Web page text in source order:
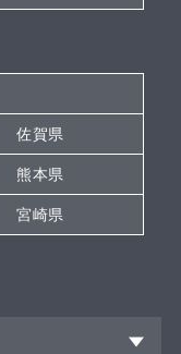
佐賀県
熊本県
宮崎県